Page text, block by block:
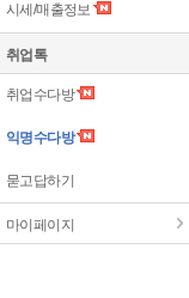
시세/매출정보
취업톡
취업수다방
익명수다방
묻고답하기
마이페이지